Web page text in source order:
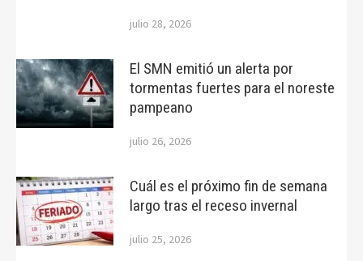
julio 28, 2026
El SMN emitió un alerta por
tormentas fuertes para el noreste
pampeano
julio 26, 2026
Cuál es el próximo fin de semana
largo tras el receso invernal
julio 25, 2026